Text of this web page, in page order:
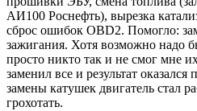
АИ100 Роснефть), вырезка
сброс ошибок OBD2. Помогло:
зажигания. Хотя возможно надо
просто никто так и не смог мне
заменил все и результат
замены катушек двигатель стал
грохотать.